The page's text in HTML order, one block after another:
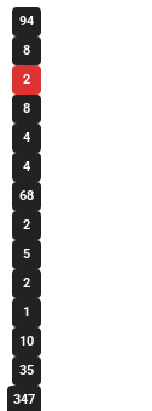
94
8
2
8
4
4
68
2
5
2
1
10
35
347